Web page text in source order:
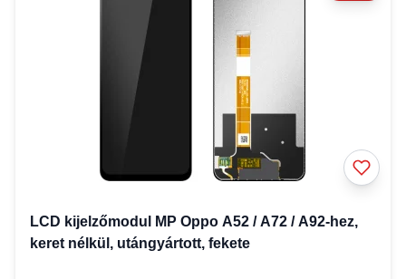
LCD kijelzőmodul MP Oppo A52 / A72 / A92-hez,
keret nélkül, utángyártott, fekete